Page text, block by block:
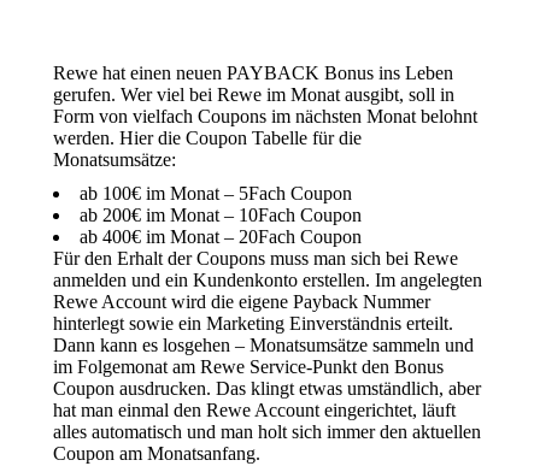
Rewe hat einen neuen PAYBACK Bonus ins Leben
gerufen. Wer viel bei Rewe im Monat ausgibt, soll in
Form von vielfach Coupons im nächsten Monat belohnt
werden. Hier die Coupon Tabelle für die
Monatsumsätze:
ab 100€ im Monat – 5Fach Coupon
ab 200€ im Monat – 10Fach Coupon
ab 400€ im Monat – 20Fach Coupon
Für den Erhalt der Coupons muss man sich bei Rewe
anmelden und ein Kundenkonto erstellen. Im angelegten
Rewe Account wird die eigene Payback Nummer
hinterlegt sowie ein Marketing Einverständnis erteilt.
Dann kann es losgehen – Monatsumsätze sammeln und
im Folgemonat am Rewe Service-Punkt den Bonus
Coupon ausdrucken. Das klingt etwas umständlich, aber
hat man einmal den Rewe Account eingerichtet, läuft
alles automatisch und man holt sich immer den aktuellen
Coupon am Monatsanfang.